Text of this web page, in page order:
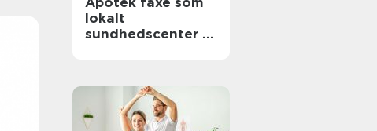
lokalt
sundhedscenter i